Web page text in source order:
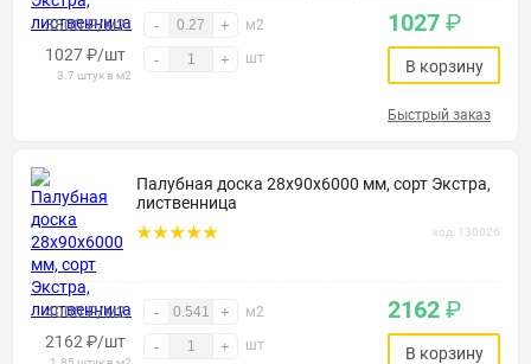
3800 ₽/м2 - + м2
1027₽/шт
3.7 штук в м2
- + шт
1027 ₽
В корзину
Быстрый заказ
Палубная доска 28х90х6000 мм, сорт Экстра,
лиственница
код: 130026
4000 ₽/м2 - + м2
2162 ₽/шт - + шт
2162 ₽
В корзину